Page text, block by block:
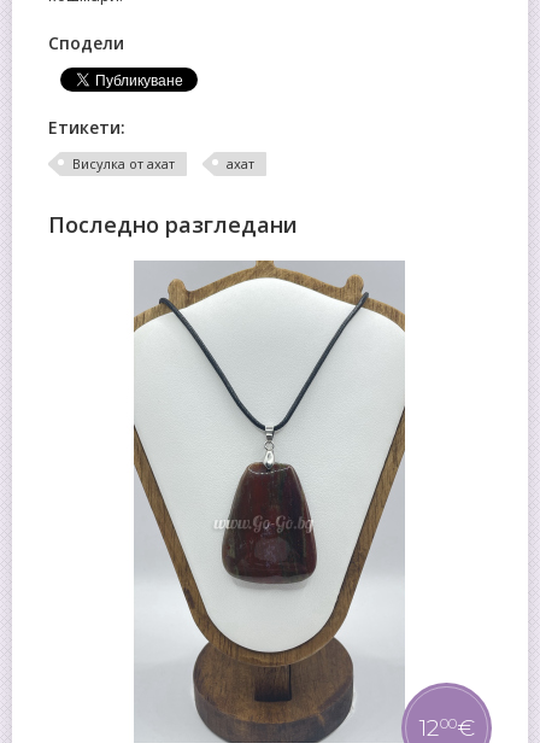
Сподели
Етикети:
Висулка от ахат ахат
Последно разгледани
1200€